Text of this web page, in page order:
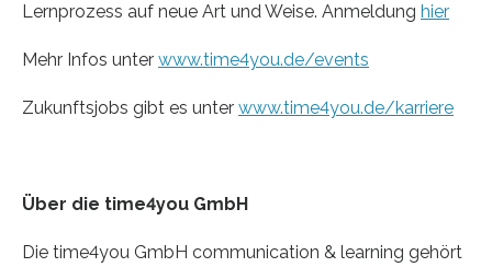
Lernprozess auf neue Art und Weise. Anmeldung hier
Mehr Infos unter www.time4you.de/events
Zukunftsjobs gibt es unter www.time4you.de/karriere
Über die time4you GmbH
Die time4you GmbH communication & learning gehört